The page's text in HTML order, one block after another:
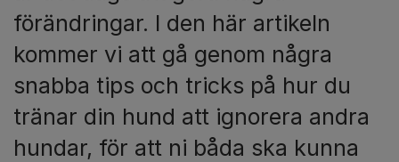
förändringar. I den här artikeln
kommer vi att gå genom några
snabba tips och tricks på hur du
tränar din hund att ignorera andra
hundar, för att ni båda ska kunna